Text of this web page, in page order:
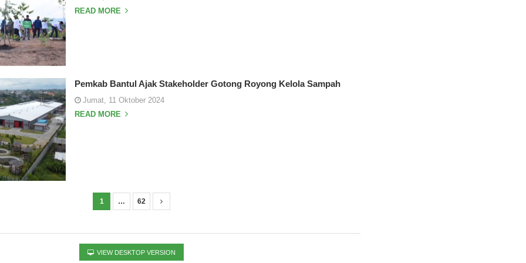
READ MORE
Pemkab Bantul Ajak Stakeholder Gotong Royong Kelola Sampah
Jumat, 11 Oktober 2024
READ MORE
1 … 62
VIEW DESKTOP VERSION